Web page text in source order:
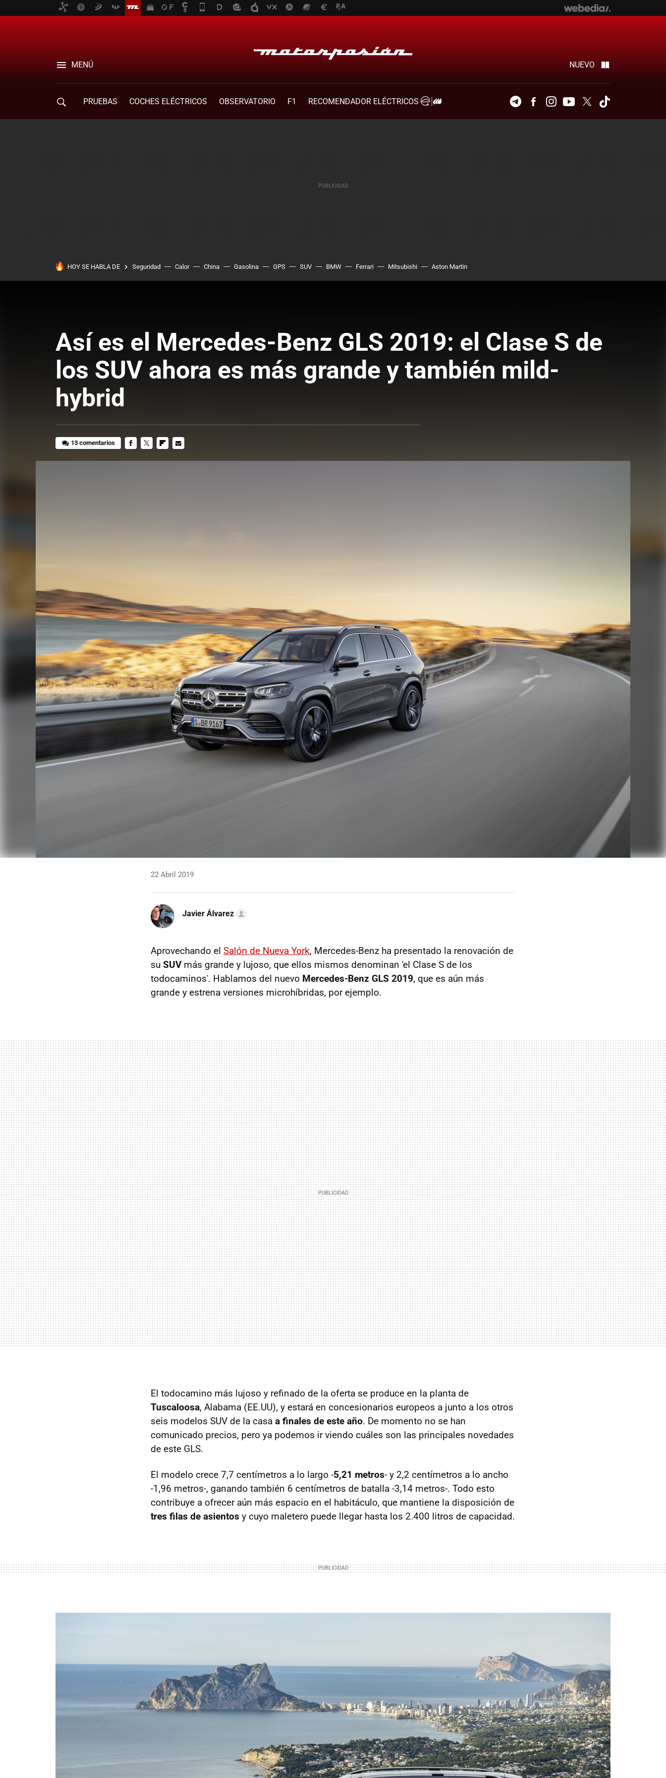
MENÚ NUEVO
PRUEBAS COCHES ELÉCTRICOS OBSERVATORIO F1
RECOMENDADOR ELÉCTRICOS
TelegramFacebookInstagramYoutubeTwitter
HOY SE HABLA DE Seguridad Calor China Gasolina GPS SUV BMW Ferrari Mitsubishi Aston Martin
Así es el Mercedes-Benz GLS 2019: el Clase S de
los SUV ahora es más grande y también mild-
hybrid
13 comentarios
22 Abril 2019
Javier Álvarez
Aprovechando el Salón de Nueva York, Mercedes-Benz ha presentado la renovación de
su SUVmás grande y lujoso, que ellos mismos denominan 'el Clase S de los
todocaminos'. Hablamos del nuevo Mercedes-Benz GLS 2019, que es aún más
grande y estrena versiones microhíbridas, por ejemplo.
El todocamino más lujoso y refinado de la oferta se produce en la planta de
Tuscaloosa, Alabama (EE.UU), y estará en concesionarios europeos a junto a los otros
seis modelos SUV de la casa a finales de este año. De momento no se han
comunicado precios, pero ya podemos ir viendo cuáles son las principales novedades
de este GLS.
El modelo crece 7,7 centímetros a lo largo -5,21 metros- y 2,2 centímetros a lo ancho
-1,96 metros-, ganando también 6 centímetros de batalla -3,14 metros-. Todo esto
contribuye a ofrecer aún más espacio en el habitáculo, que mantiene la disposición de
tres filas de asientos y cuyo maletero puede llegar hasta los 2.400 litros de capacidad.